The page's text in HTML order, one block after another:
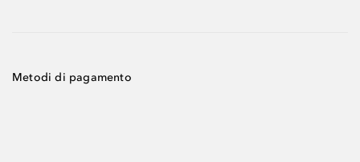
Metodi di pagamento